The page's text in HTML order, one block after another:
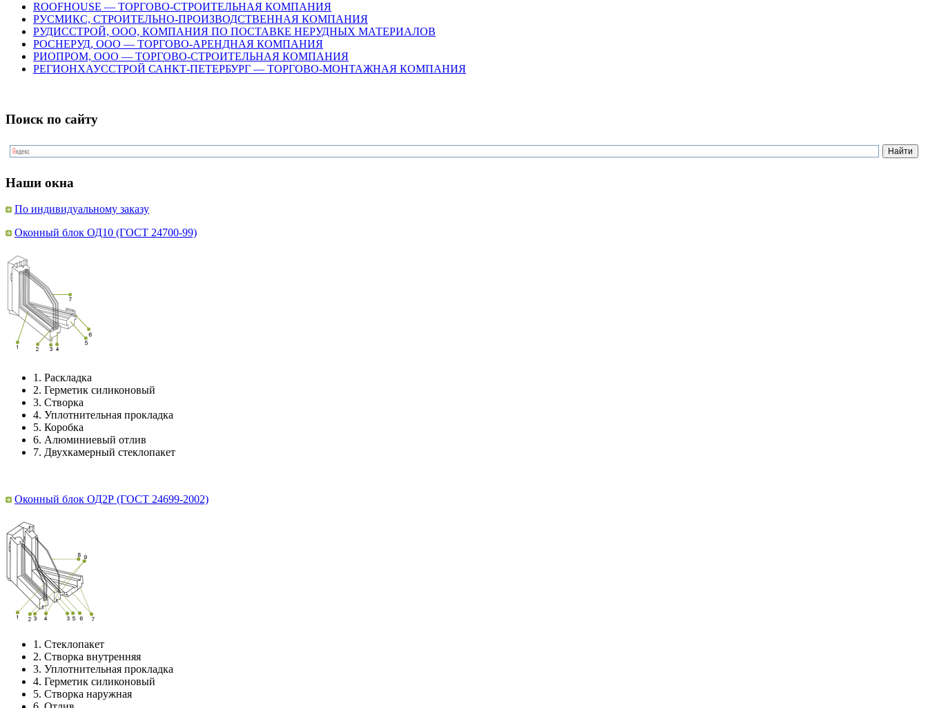
ROOFHOUSE — ТОРГОВО-СТРОИТЕЛЬНАЯ КОМПАНИЯ
РУСМИКС, СТРОИТЕЛЬНО-ПРОИЗВОДСТВЕННАЯ КОМПАНИЯ
РУДИССТРОЙ, ООО, КОМПАНИЯ ПО ПОСТАВКЕ НЕРУДНЫХ МАТЕРИАЛОВ
РОСНЕРУД, ООО — ТОРГОВО-АРЕНДНАЯ КОМПАНИЯ
РИОПРОМ, ООО — ТОРГОВО-СТРОИТЕЛЬНАЯ КОМПАНИЯ
РЕГИОНХАУССТРОЙ САНКТ-ПЕТЕРБУРГ — ТОРГОВО-МОНТАЖНАЯ КОМПАНИЯ
Поиск по сайту
Наши окна
По индивидуальному заказу
Оконный блок ОД10 (ГОСТ 24700-99)
1. Раскладка
2. Герметик силиконовый
3. Створка
4. Уплотнительная прокладка
5. Коробка
6. Алюминиевый отлив
7. Двухкамерный стеклопакет
Оконный блок ОД2Р (ГОСТ 24699-2002)
1. Стеклопакет
2. Створка внутренняя
3. Уплотнительная прокладка
4. Герметик силиконовый
5. Створка наружная